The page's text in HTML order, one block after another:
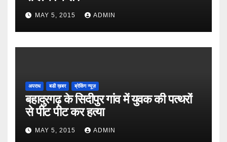
MAY 5, 2015 ADMIN
अपराध बडी ख़बर ब्रेकिंग न्यूज़
बहादुरगढ़ के सिदीपुर गांव में युवक की पत्थरों
से पीट पीट कर हत्या
MAY 5, 2015 ADMIN